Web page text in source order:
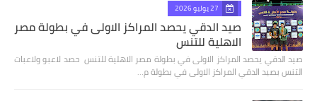
27 يوليو 2026
صيد الدقي يحصد المراكز الاولى في بطولة مصر
الاهلية للتنس
صيد الدقي يحصد المراكز الاولى في بطولة مصر الاهلية للتنس حصد لاعبو ولاعبات
التنس بصيد الدقي المراكز الاولى في بطولة م…